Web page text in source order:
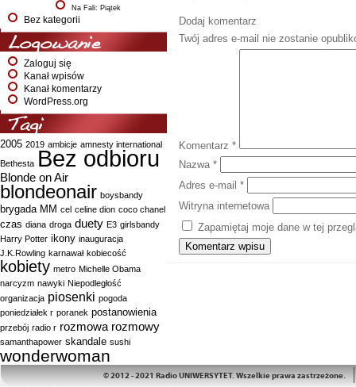
Na Fali: Piątek
Bez kategorii
Logowanie
Zaloguj się
Kanał wpisów
Kanał komentarzy
WordPress.org
Tagi
2005 2019 ambicje amnesty international
Bethesta Bez odbioru
Blonde on Air
blondeonair boysbandy
brygada MM cel celine dion coco chanel
czas diana droga duety E3 girlsbandy
Harry Potter ikony inauguracja
J.K.Rowling karnawał kobiecość
kobiety metro Michelle Obama
narcyzm nawyki Niepodległość
organizacja piosenki pogoda
poniedziałek r poranek postanowienia
przebój radio r rozmowa rozmowy
samanthapower skandale sushi
wonderwoman
Dodaj komentarz
Twój adres e-mail nie zostanie
Komentarz *
Nazwa *
Adres e-mail *
Witryna internetowa
Zapamiętaj moje dane w tej
© 2012 - 2021 Radio UNIWERSYTET. Wszelkie prawa zastrzeżone.